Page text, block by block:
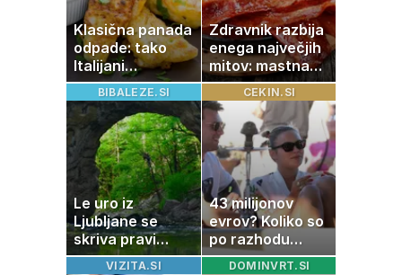
Klasična panada
odpade: tako
Italijani
pripravijo
slastne ocvrte
bučke
Zdravnik razbija
enega največjih
mitov: mastna
jetra ne
nastanejo zaradi
slanine, temveč
zaradi živila, ki
ga imamo vsi
radi
BIBALEZE.SI
Le uro iz
Ljubljane se
skriva pravi
naravni čudež:
CEKIN.SI
43 milijonov
evrov? Koliko so
po razhodu
zahtevale ali
VIZITA.SI DOMINVRT.SI